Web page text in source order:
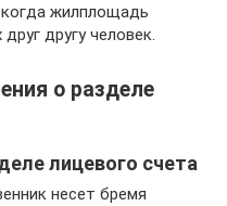
когда жилплощадь
другу человек.
о разделе
лицевого счета
несет бремя